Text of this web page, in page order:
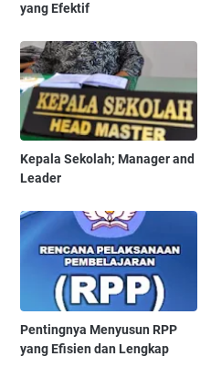
yang Efektif
Kepala Sekolah; Manager and
Leader
Pentingnya Menyusun RPP
yang Efisien dan Lengkap